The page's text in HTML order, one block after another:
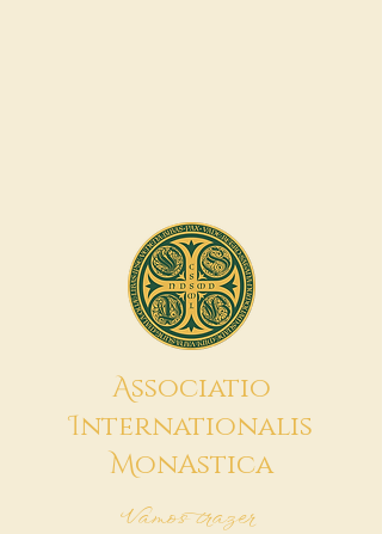
Associatio
Internationalis
MonAstica
Vamos trazer